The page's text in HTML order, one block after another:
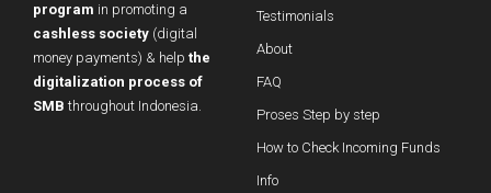
program in promoting a
cashless society (digital
money payments) & help the
digitalization process of
SMB throughout Indonesia.
Testimonials
About
FAQ
Proses Step by step
How to Check Incoming Funds
Info